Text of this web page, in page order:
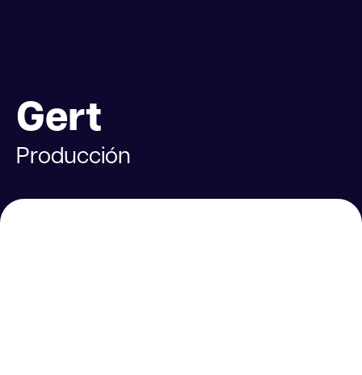
Gert
Producción